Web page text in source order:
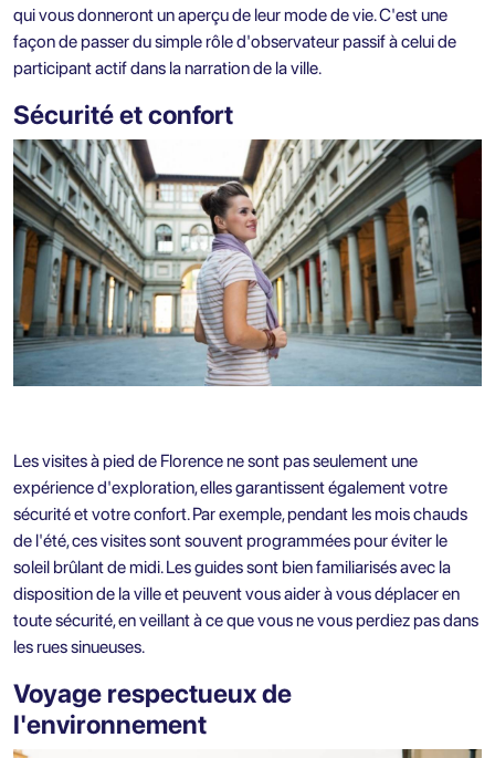
qui vous donneront un aperçu de leur mode de vie. C'est une
façon de passer du simple rôle d'observateur passif à celui de
participant actif dans la narration de la ville.
Sécurité et confort
Les visites à pied de Florence ne sont pas seulement une
expérience d'exploration, elles garantissent également votre
sécurité et votre confort. Par exemple, pendant les mois chauds
de l'été, ces visites sont souvent programmées pour éviter le
soleil brûlant de midi. Les guides sont bien familiarisés avec la
disposition de la ville et peuvent vous aider à vous déplacer en
toute sécurité, en veillant à ce que vous ne vous perdiez pas dans
les rues sinueuses.
Voyage respectueux de
l'environnement